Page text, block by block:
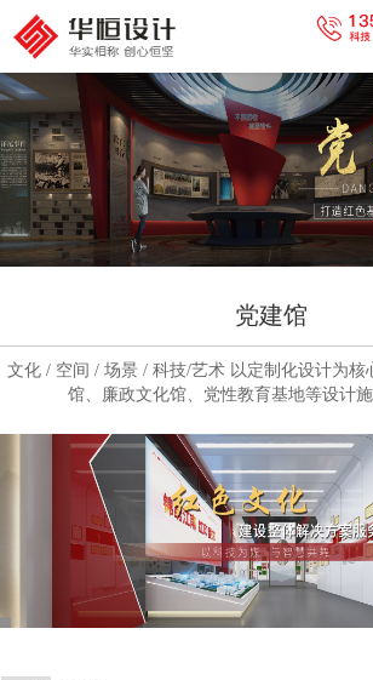
党建馆
文化 / 空间 / 场景 / 科技/艺术 以定制化设计为核
馆、廉政文化馆、党性教育基地等设计